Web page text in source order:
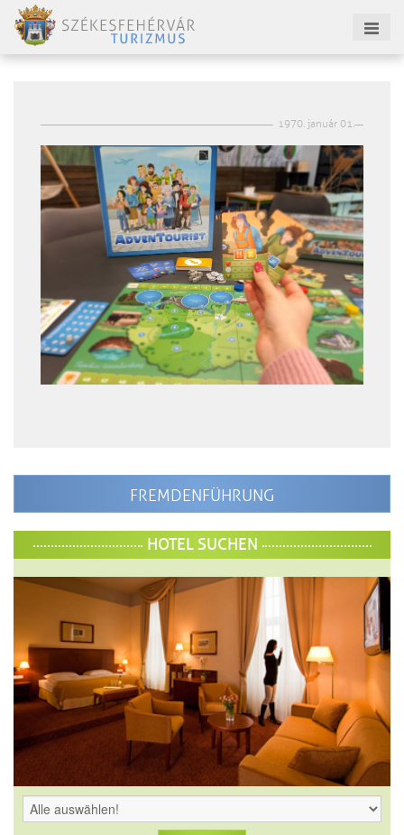
1970. január 01.
FREMDENFÜHRUNG
HOTEL SUCHEN